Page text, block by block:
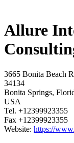
Allure
3665 Bonita Beach
34134
Bonita Springs,
USA
Tel. +12399923355
Fax +12399923355
Website: https://